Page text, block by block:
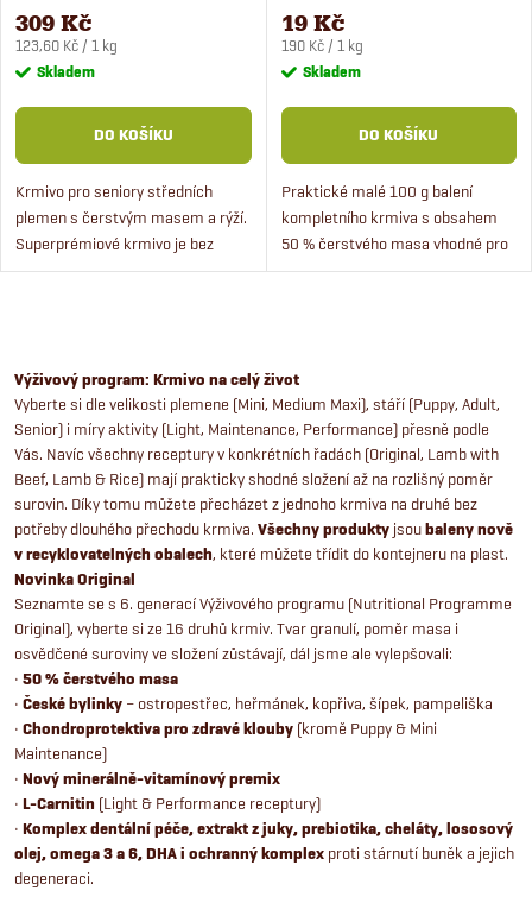
309 Kč
Měrná
cena:
123,60 Kč / 1 kg
Skladem
DO KOŠÍKU
Krmivo pro seniory středních
plemen s čerstvým masem a rýží.
Superprémiové krmivo je bez
pšenice a obsahuje prebiotika.
19 Kč
Měrná
cena:
190 Kč / 1 kg
Skladem
DO KOŠÍKU
Praktické malé 100 g balení
kompletního krmiva s obsahem
50 % čerstvého masa vhodné pro
dospělé psy středních plemen v
v
l
á
d
a
c
í
p
r
v
k
Výživový program: Krmivo na celý život
Vyberte si dle velikosti plemene (Mini, Medium Maxi), stáří (Puppy, Adult,
Senior) i míry aktivity (Light, Maintenance, Performance) přesně podle
Vás. Navíc všechny receptury v konkrétních řadách (Original, Lamb with
Beef, Lamb & Rice) mají prakticky shodné složení až na rozlišný poměr
surovin. Díky tomu můžete přecházet z jednoho krmiva na druhé bez
potřeby dlouhého přechodu krmiva. Všechny produkty jsoubaleny nově
v recyklovatelných obalech, které můžete třídit do kontejneru na plast.
Novinka Original
Seznamte se s 6. generací Výživového programu (Nutritional Programme
Original), vyberte si ze 16 druhů krmiv. Tvar granulí, poměr masa i
osvědčené suroviny ve složení zůstávají, dál jsme ale vylepšovali:
• 50 % čerstvého masa
• České bylinky – ostropestřec, heřmánek, kopřiva, šípek, pampeliška
• Chondroprotektiva pro zdravé klouby (kromě Puppy & Mini
Maintenance)
• Nový minerálně-vitamínový premix
• L-Carnitin (Light & Performance receptury)
• Komplex dentální péče, extrakt z juky, prebiotika, cheláty, lososový
olej, omega 3 a 6, DHA i ochranný komplex proti stárnutí buněk a jejich
degeneraci.